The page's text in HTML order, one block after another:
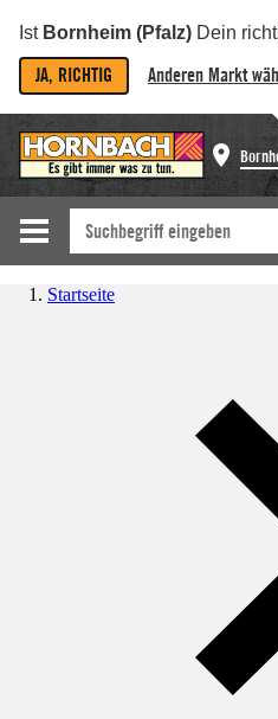
Ist Bornheim (Pfalz) Dein
JA, RICHTIG Anderen Markt
Startseite